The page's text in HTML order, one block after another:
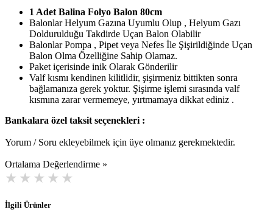
1 Adet Balina Folyo Balon 80cm
Balonlar Helyum Gazına Uyumlu Olup , Helyum Gazı
Doldurulduğu Takdirde Uçan Balon Olabilir
Balonlar Pompa , Pipet veya Nefes İle Şişirildiğinde Uçan
Balon Olma Özelliğine Sahip Olamaz.
Paket içerisinde inik Olarak Gönderilir
Valf kısmı kendinen kilitlidir, şişirmeniz bittikten sonra
bağlamanıza gerek yoktur. Şişirme işlemi sırasında valf
kısmına zarar vermemeye, yırtmamaya dikkat ediniz .
Bankalara özel taksit seçenekleri :
Yorum / Soru ekleyebilmek için üye olmanız gerekmektedir.
Ortalama Değerlendirme »
İlgili Ürünler